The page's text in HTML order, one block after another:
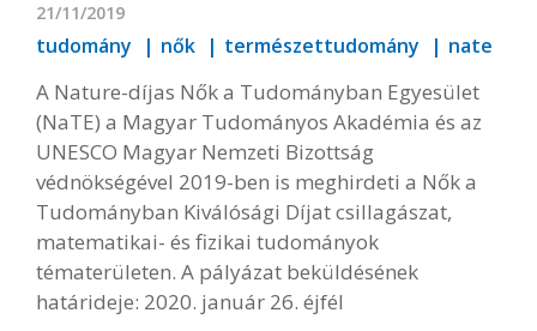
21/11/2019
tudomány nők természettudomány nate
A Nature-díjas Nők a Tudományban Egyesület
(NaTE) a Magyar Tudományos Akadémia és az
UNESCO Magyar Nemzeti Bizottság
védnökségével 2019-ben is meghirdeti a Nők a
Tudományban Kiválósági Díjat csillagászat,
matematikai- és fizikai tudományok
tématerületen. A pályázat beküldésének
határideje: 2020. január 26. éjfél